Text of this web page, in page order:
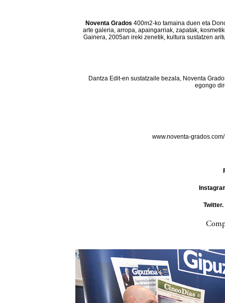
Noventa Grados 400m2-ko tamaina duen eta
arte galeria, arropa, apaingarriak, zapatak,
Gainera, 2005an ireki zenetik, kultura sustatzen
Dantza Edit-en sustatzaile bezala, Noventa
egongo
www.noventa-
Twitter.